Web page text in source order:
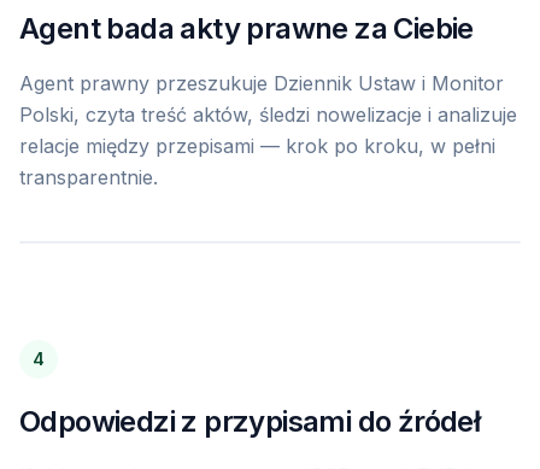
KNF
Agent bada akty prawne za Ciebie
Agent prawny przeszukuje Dziennik Ustaw i Monitor
Polski, czyta treść aktów, śledzi nowelizacje i analizuje
relacje między przepisami — krok po kroku, w pełni
transparentnie.
pracy zwolnienie lekarskie
4
Odpowiedzi z przypisami do źródeł